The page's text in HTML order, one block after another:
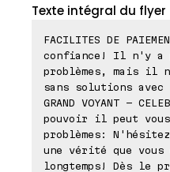
Texte intégral du flyer
FACILITES DE
confiance! Il n'y a
problèmes, mais il
sans solutions avec
GRAND VOYANT -
pouvoir il peut
problèmes:
une vérité que vous
longtemps! Dès le